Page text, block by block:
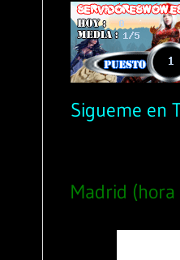
Sigueme en
Madrid (hora